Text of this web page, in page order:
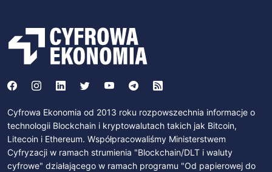
Cyfrowa Ekonomia od 2013 roku rozpowszechnia informacje o
technologii Blockchain i kryptowalutach takich jak Bitcoin,
Litecoin i Ethereum. Współpracowaliśmy Ministerstwem
Cyfryzacji w ramach strumienia "Blockchain/DLT i waluty
cyfrowe" działającego w ramach programu "Od papierowej do